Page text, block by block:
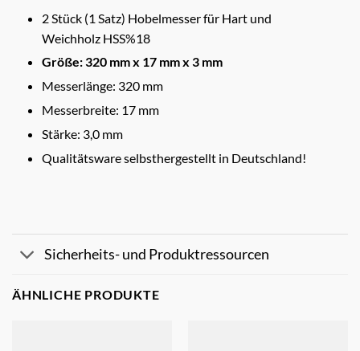
2 Stück (1 Satz) Hobelmesser für Hart und
Weichholz HSS%18
Größe: 320 mm x 17 mm x 3 mm
Messerlänge: 320 mm
Messerbreite: 17 mm
Stärke: 3,0 mm
Qualitätsware selbsthergestellt in Deutschland!
Sicherheits- und Produktressourcen
ÄHNLICHE PRODUKTE